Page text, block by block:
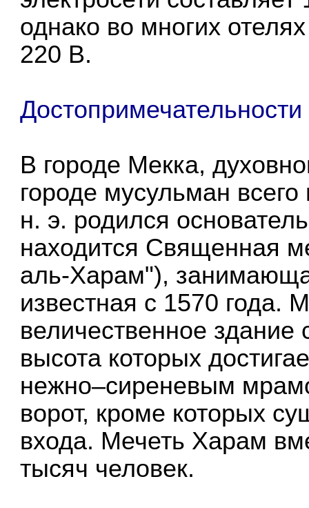
однако во многих
220 В.
В городе Мекка,
городе мусульман
н. э. родился
находится Священная
аль-Харам"),
известная с 1570 года.
величественное
высота которых
нежно–сиреневым
ворот, кроме которых
входа. Мечеть Харам
тысяч человек.